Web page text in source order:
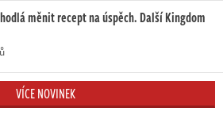
měnit recept na úspěch. Další Kingdom
VÍCE NOVINEK